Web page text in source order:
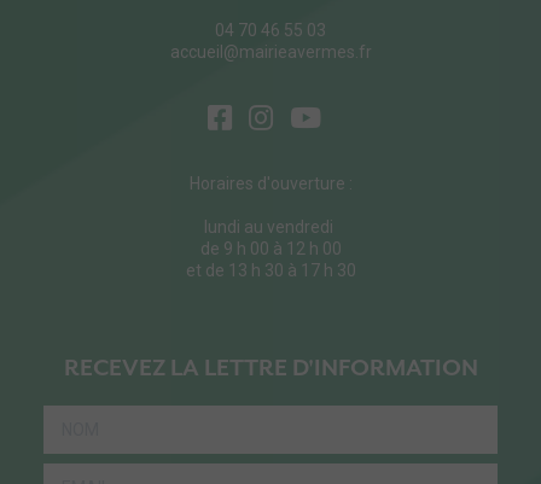
04 70 46 55 03
accueil@mairieavermes.fr
Horaires d'ouverture :
lundi au vendredi
de 9 h 00 à 12 h 00
et de 13 h 30 à 17 h 30
RECEVEZ LA LETTRE D'INFORMATION